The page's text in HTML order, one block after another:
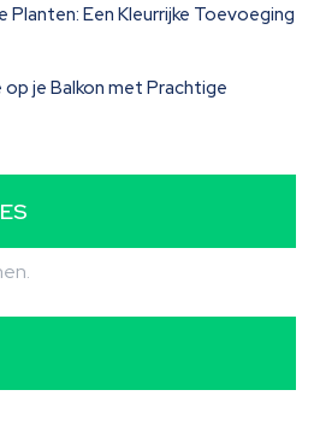
Planten: Een Kleurrijke Toevoeging
je Balkon met Prachtige